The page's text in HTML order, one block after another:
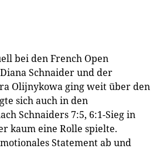
bei den French Open
Schnaider und der
Olijnykowa ging weit über den
sich auch in den
Schnaiders 7:5, 6:1-Sieg in
kaum eine Rolle spielte.
Statement ab und